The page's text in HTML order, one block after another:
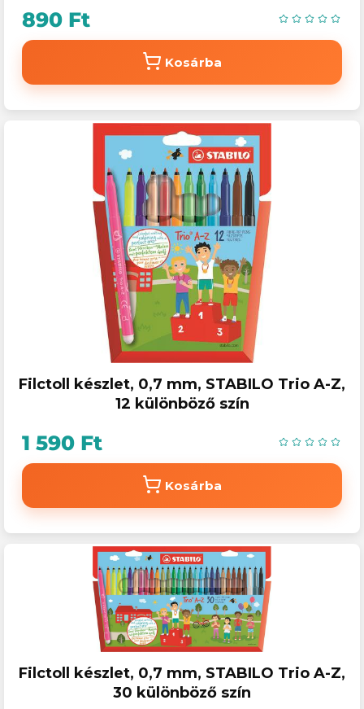
890 Ft
Kosárba
Filctoll készlet, 0,7 mm, STABILO Trio A-Z,
12 különböző szín
1 590 Ft
Kosárba
Filctoll készlet, 0,7 mm, STABILO Trio A-Z,
30 különböző szín